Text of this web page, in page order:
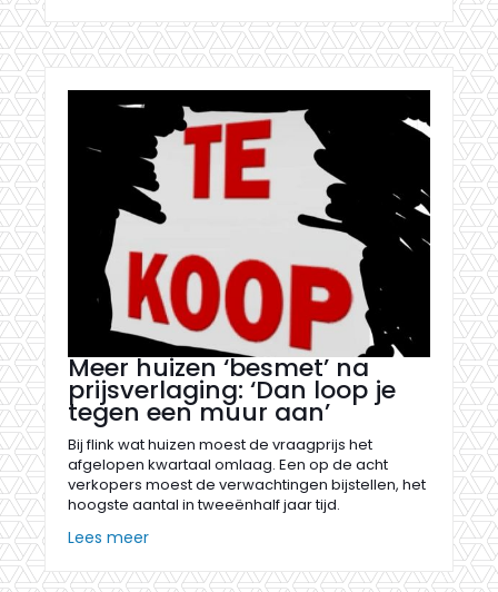
Meer huizen ‘besmet’ na
prijsverlaging: ‘Dan loop je
tegen een muur aan’
Bij flink wat huizen moest de vraagprijs het
afgelopen kwartaal omlaag. Een op de acht
verkopers moest de verwachtingen bijstellen, het
hoogste aantal in tweeënhalf jaar tijd.
Lees meer